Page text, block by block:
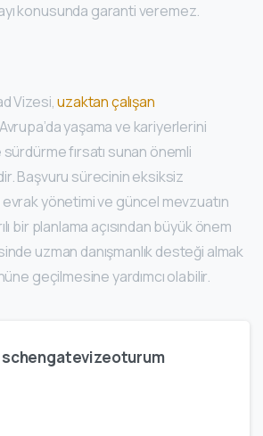
konusunda garanti veremez.
Vizesi,uzaktan çalışan
yaşama ve kariyerlerini
fırsatı sunan önemli
Başvuru sürecinin eksiksiz
evrak yönetimi ve güncel mevzuatın
bir planlama açısından büyük önem
uzman danışmanlık desteği almak
geçilmesine yardımcı olabilir.
schengatevizeoturum